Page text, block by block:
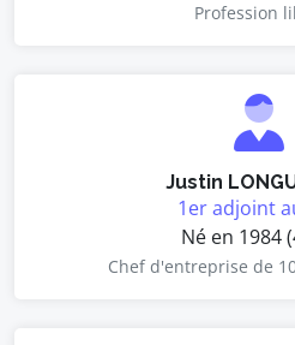
Profession
Justin
1er adjoint
Né en 1984
Chef d'entreprise de